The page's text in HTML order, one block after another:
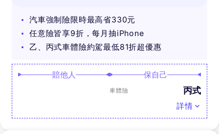
汽車強制險限時最高省330元
任意險皆享9折，每月抽iPhone
乙、丙式車體險約駕最低81折超優惠
賠他人 保自己
車體險 丙式
詳情